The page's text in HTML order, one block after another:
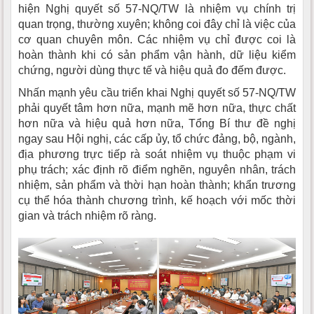
hiện Nghị quyết số 57-NQ/TW là nhiệm vụ chính trị
quan trọng, thường xuyên; không coi đây chỉ là việc của
cơ quan chuyên môn. Các nhiệm vụ chỉ được coi là
hoàn thành khi có sản phẩm vận hành, dữ liệu kiểm
chứng, người dùng thực tế và hiệu quả đo đếm được.
Nhấn mạnh yêu cầu triển khai Nghị quyết số 57-NQ/TW
phải quyết tâm hơn nữa, mạnh mẽ hơn nữa, thực chất
hơn nữa và hiệu quả hơn nữa, Tổng Bí thư đề nghị
ngay sau Hội nghị, các cấp ủy, tổ chức đảng, bộ, ngành,
địa phương trực tiếp rà soát nhiệm vụ thuộc phạm vi
phụ trách; xác định rõ điểm nghẽn, nguyên nhân, trách
nhiệm, sản phẩm và thời hạn hoàn thành; khẩn trương
cụ thể hóa thành chương trình, kế hoạch với mốc thời
gian và trách nhiệm rõ ràng.